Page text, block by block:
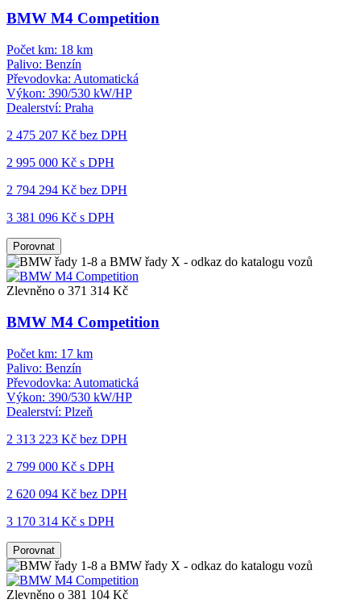
BMW M4 Competition
Počet km: 18 km
Palivo: Benzín
Převodovka: Automatická
Výkon: 390/530 kW/HP
Dealerství: Praha
2 475 207 Kč bez DPH
2 995 000 Kč s DPH
2 794 294 Kč bez DPH
3 381 096 Kč s DPH
Porovnat
Zlevněno o 371 314 Kč
BMW M4 Competition
Počet km: 17 km
Palivo: Benzín
Převodovka: Automatická
Výkon: 390/530 kW/HP
Dealerství: Plzeň
2 313 223 Kč bez DPH
2 799 000 Kč s DPH
2 620 094 Kč bez DPH
3 170 314 Kč s DPH
Porovnat
Zlevněno o 381 104 Kč